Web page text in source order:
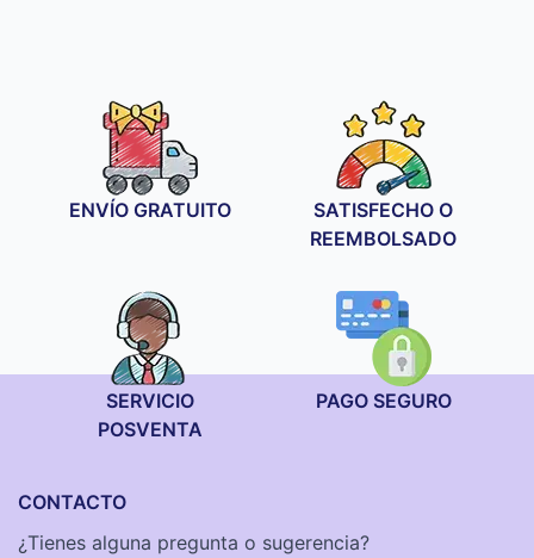
ENVÍO GRATUITO
SATISFECHO O
REEMBOLSADO
SERVICIO
POSVENTA
PAGO SEGURO
CONTACTO
¿Tienes alguna pregunta o sugerencia?